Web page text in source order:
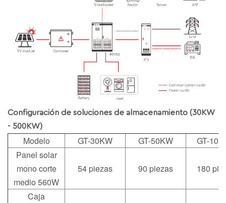
Configuración de soluciones de almacenamiento (30KW
- 500KW)
Modelo GT-30KW GT-50KW
GT-
Panel solar
mono corte
medio 560W
54 piezas 90 piezas 180
Caja